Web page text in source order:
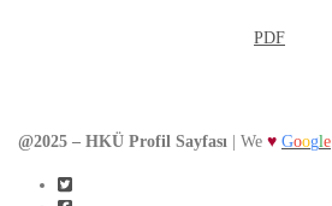
PDF
@2025 – HKÜ Profil Sayfası | We ♥ Google